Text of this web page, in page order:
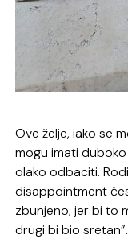
Ove želje, iako se
mogu imati
olako odbaciti.
disappointment
zbunjeno, jer bi to
drugi bi bio